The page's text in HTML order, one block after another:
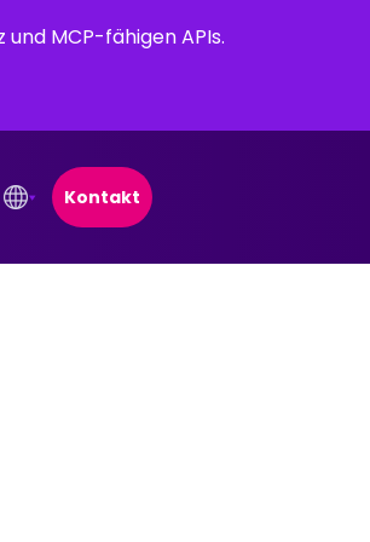
MCP-fähigen APIs.
Search Popup
Kontakt